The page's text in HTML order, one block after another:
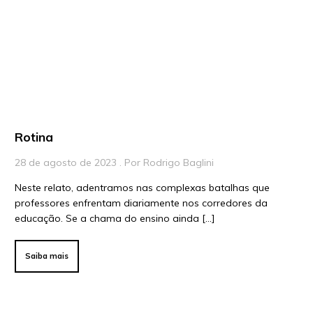
Rotina
28 de agosto de 2023 . Por Rodrigo Baglini
Neste relato, adentramos nas complexas batalhas que
professores enfrentam diariamente nos corredores da
educação. Se a chama do ensino ainda […]
Saiba mais